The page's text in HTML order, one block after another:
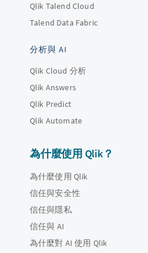
Qlik Talend Cloud
Talend Data Fabric
分析與 AI
Qlik Cloud 分析
Qlik Answers
Qlik Predict
Qlik Automate
為什麼使用 Qlik？
為什麼使用 Qlik
信任與安全性
信任與隱私
信任與 AI
為什麼對 AI 使用 Qlik